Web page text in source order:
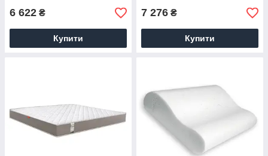
6 622 ₴
Купити
7 276 ₴
Купити